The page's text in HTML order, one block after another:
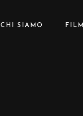
CHI SIAMO FILM